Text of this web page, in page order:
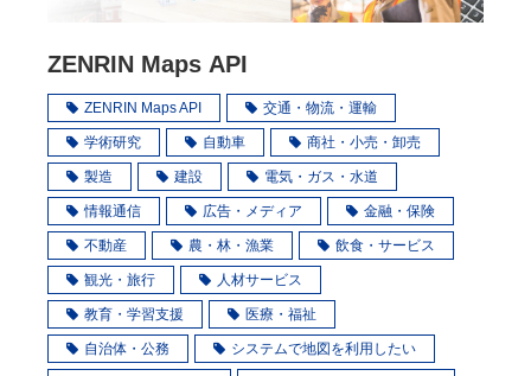
ZENRIN Maps API
ZENRIN Maps API 交通・物流・運輸
学術研究 自動車 商社・小売・卸売
製造 建設 電気・ガス・水道
情報通信 広告・メディア 金融・保険
不動産 農・林・漁業 飲食・サービス
観光・旅行 人材サービス
教育・学習支援 医療・福祉
自治体・公務 システムで地図を利用したい